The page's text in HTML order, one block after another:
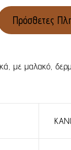
Πρόσθετες
με μαλακό,